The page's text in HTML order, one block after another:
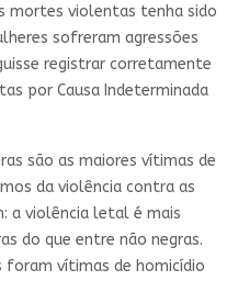
mortes violentas tenha sido
sofreram agressões
registrar corretamente
por Causa Indeterminada
são as maiores vítimas de
da violência contra as
a violência letal é mais
do que entre não negras.
foram vítimas de homicídio